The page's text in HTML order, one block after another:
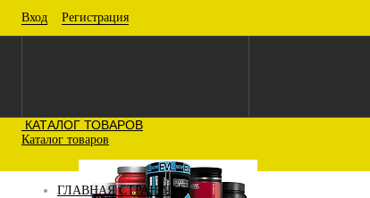
Вход Регистрация
КАТАЛОГ ТОВАРОВ
Каталог товаров
ГЛАВНАЯ СТРАНИЦА